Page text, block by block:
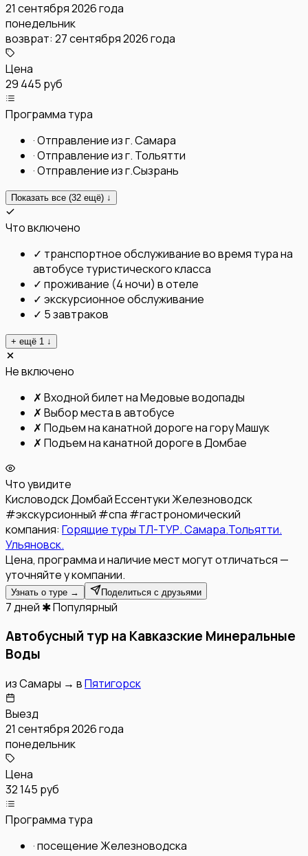
21 сентября 2026 года
понедельник
возврат: 27 сентября 2026 года
Цена
29 445 руб
Программа тура
·Отправление из г. Самара
·Отправление из г. Тольятти
·Отправление из г.Сызрань
Показать все (32 ещё) ↓
Что включено
✓ транспортное обслуживание во время тура на
автобусе туристического класса
✓ проживание (4 ночи) в отеле
✓ экскурсионное обслуживание
✓ 5 завтраков
+ ещё 1 ↓
Не включено
✗ Входной билет на Медовые водопады
✗ Выбор места в автобусе
✗ Подьем на канатной дороге на гору Машук
✗ Подъем на канатной дороге в Домбае
Что увидите
КисловодскДомбайЕссентукиЖелезноводск
#экскурсионный #спа #гастрономический
компания: Горящие туры ТЛ-ТУР. Самара.Тольятти.
Ульяновск.
Цена, программа и наличие мест могут отличаться —
уточняйте у компании.
Узнать о туре → Поделиться с друзьями
7 дней ✱ Популярный
Автобусный тур на Кавказские Минеральные
Воды
изСамары → вПятигорск
Выезд
21 сентября 2026 года
понедельник
Цена
32 145 руб
Программа тура
·посещение Железноводска